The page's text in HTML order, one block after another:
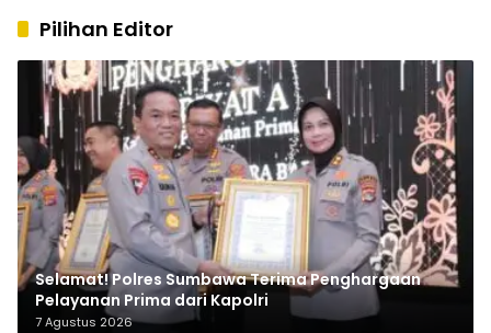
Pilihan Editor
Selamat! Polres Sumbawa Terima Penghargaan
Pelayanan Prima dari Kapolri
7 Agustus 2026